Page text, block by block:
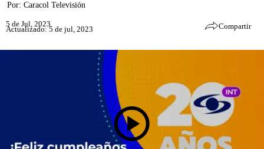
Por: Caracol Televisión
5 de Jul, 2023
Actualizado: 5 de jul, 2023 Compartir